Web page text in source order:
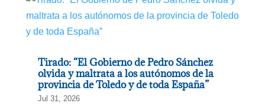
Tirado: “El Gobierno de Pedro Sánchez
olvida y maltrata a los autónomos de la
provincia de Toledo y de toda España”
Jul 31, 2026